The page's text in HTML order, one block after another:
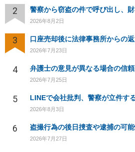
2 警察から窃盗の件で呼び出し、
2026年8月2日
3
2026年7月23日
4
2026年7月25日
5 LINEで会社批判、警察が立件す
2026年8月3日
6 盗撮行為の後日捜査や逮捕の可
2026年7月27日